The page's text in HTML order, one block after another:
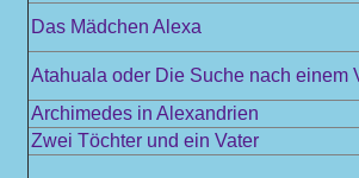
Das Mädchen Alexa
Atahuala oder Die Suche nach einem
Archimedes in Alexandrien
Zwei Töchter und ein Vater